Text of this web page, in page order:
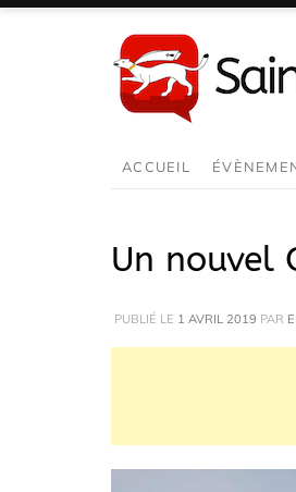
au
contenu
ACCUEIL
Un nouvel
PUBLIÉ LE 1 AVRIL 2019 PAR